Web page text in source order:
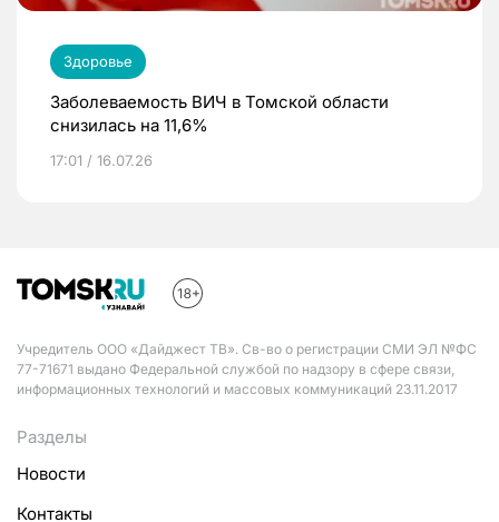
Здоровье
Заболеваемость ВИЧ в Томской области
снизилась на 11,6%
17:01 / 16.07.26
Учредитель ООО «Дайджест ТВ». Св-во о регистрации СМИ ЭЛ №ФС
77-71671 выдано Федеральной службой по надзору в сфере связи,
информационных технологий и массовых коммуникаций 23.11.2017
Разделы
Новости
Контакты